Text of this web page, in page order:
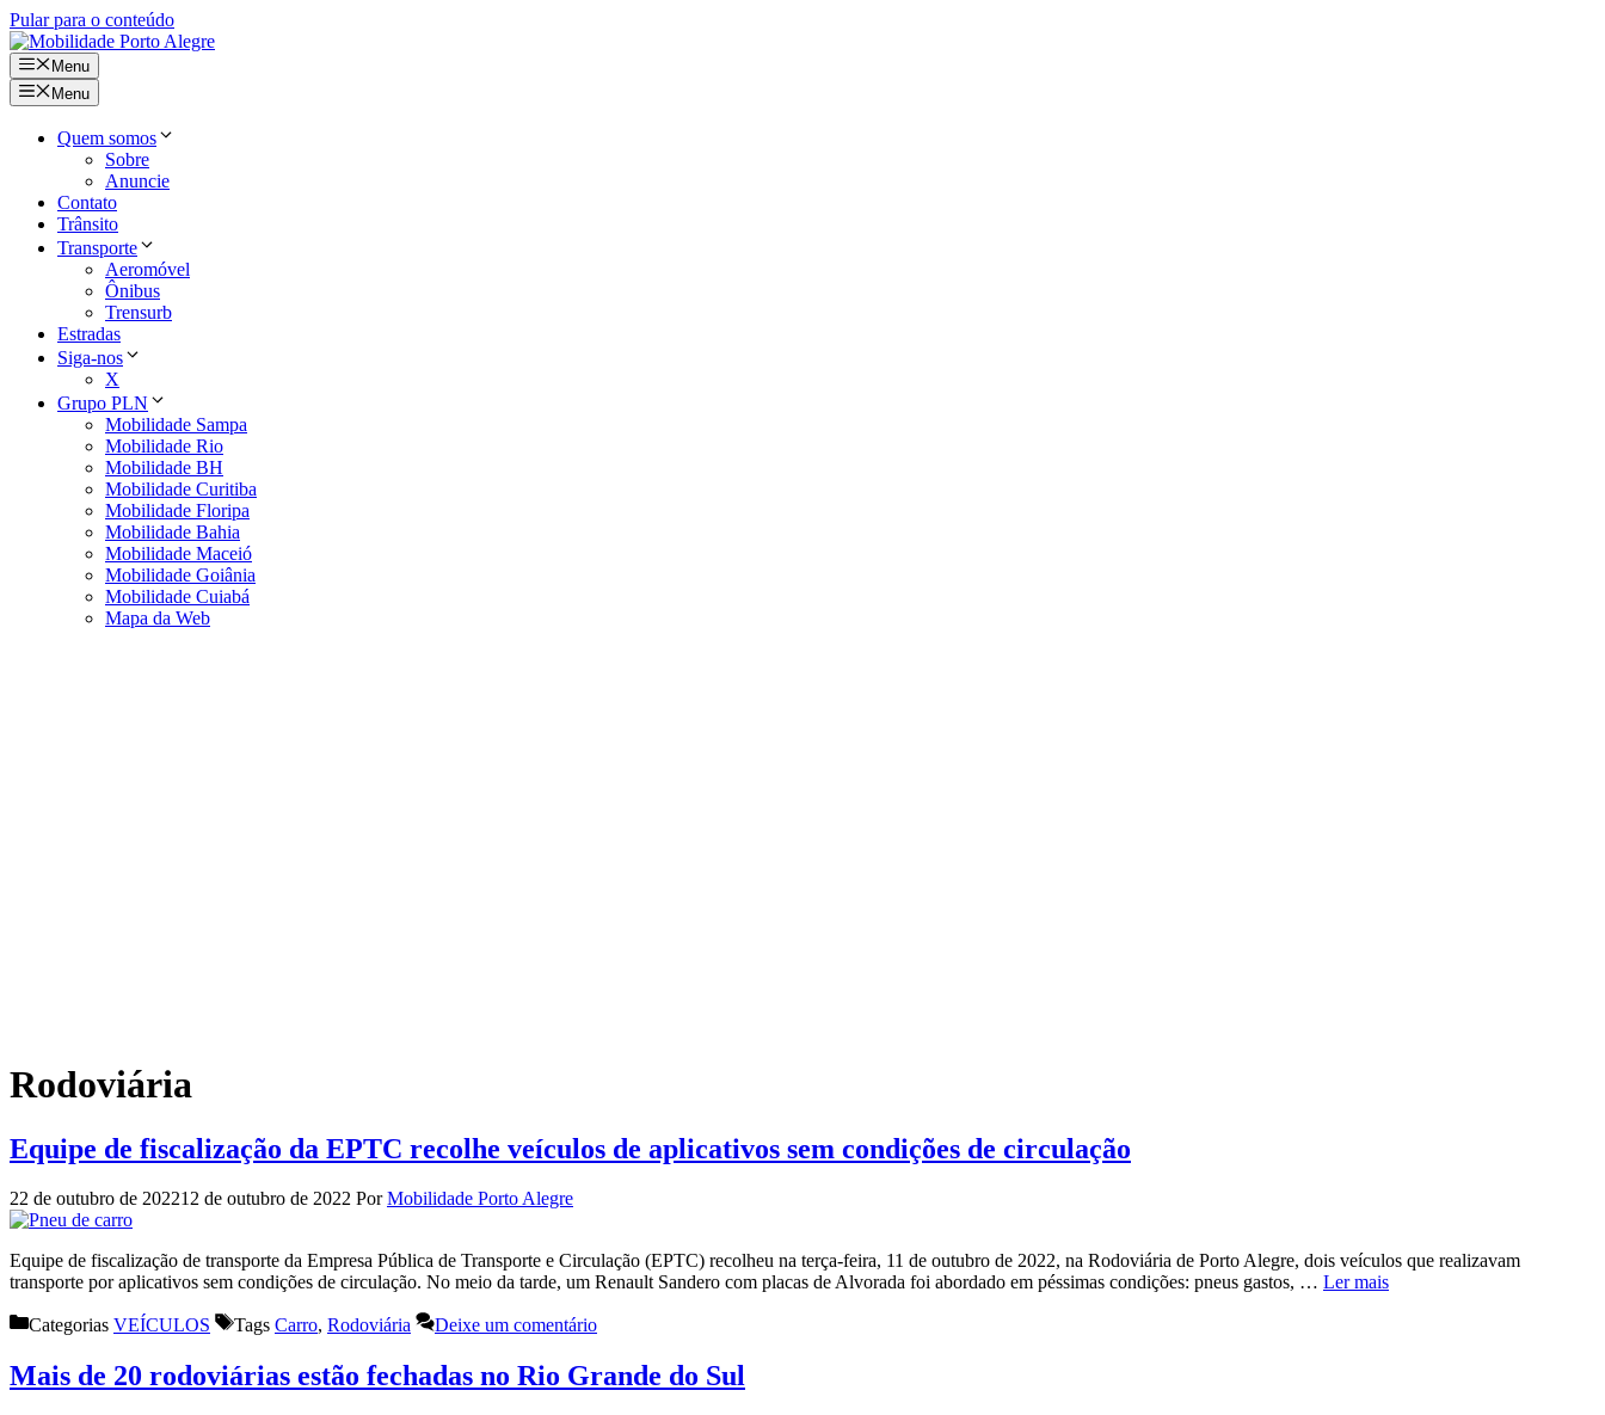
Pular para o conteúdo
Menu
Menu
Quem somos
Sobre
Anuncie
Contato
Trânsito
Transporte
Aeromóvel
Ônibus
Trensurb
Estradas
Siga-nos
X
Grupo PLN
Mobilidade Sampa
Mobilidade Rio
Mobilidade BH
Mobilidade Curitiba
Mobilidade Floripa
Mobilidade Bahia
Mobilidade Maceió
Mobilidade Goiânia
Mobilidade Cuiabá
Mapa da Web
Rodoviária
Equipe de fiscalização da EPTC recolhe veículos de aplicativos sem condições de circulação
22 de outubro de 202212 de outubro de 2022 PorMobilidade Porto Alegre
Equipe de fiscalização de transporte da Empresa Pública de Transporte e Circulação (EPTC) recolheu na terça-feira, 11 de outubro de 2022, na Rodoviária de Porto Alegre, dois veículos que realizavam
transporte por aplicativos sem condições de circulação. No meio da tarde, um Renault Sandero com placas de Alvorada foi abordado em péssimas condições: pneus gastos, … Ler mais
Categorias VEÍCULOS Tags Carro, Rodoviária Deixe um comentário
Mais de 20 rodoviárias estão fechadas no Rio Grande do Sul